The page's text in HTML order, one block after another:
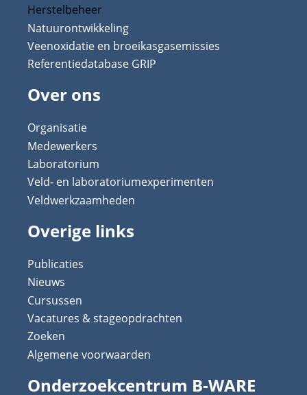
Herstelbeheer
Natuurontwikkeling
Veenoxidatie en broeikasgasemissies
Referentiedatabase GRIP
Over ons
Organisatie
Medewerkers
Laboratorium
Veld- en laboratoriumexperimenten
Veldwerkzaamheden
Overige links
Publicaties
Nieuws
Cursussen
Vacatures & stageopdrachten
Zoeken
Algemene voorwaarden
Onderzoekcentrum B-WARE